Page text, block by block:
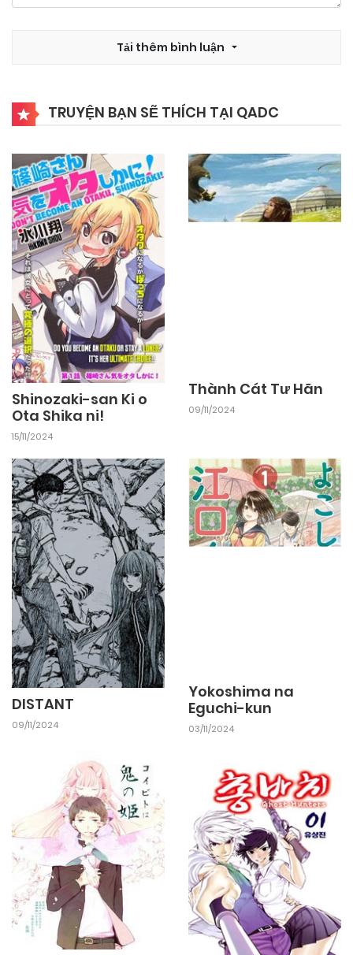
Tải thêm bình luận
TRUYỆN BẠN SẼ THÍCH TẠI QADC
Shinozaki-san Ki o
Ota Shika ni!
15/11/2024
Thành Cát Tư Hãn
09/11/2024
DISTANT
09/11/2024
Yokoshima na
Eguchi-kun
03/11/2024